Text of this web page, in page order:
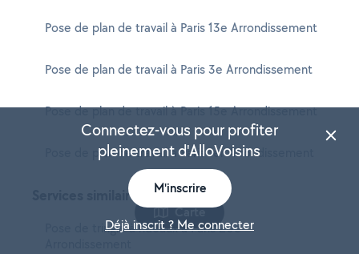
Pose de plan de travail à Paris 13e Arrondissement
Pose de plan de travail à Paris 3e Arrondissement
Pose de plan de travail à Paris 15e Arrondissement
Pose de plan de travail à Paris 1er Arrondissement
Services similaires
Pose de tringle à rideaux à Paris 20e
Carte
Connectez-vous pour profiter
pleinement d'AlloVoisins
M'inscrire
Déjà inscrit ? Me connecter